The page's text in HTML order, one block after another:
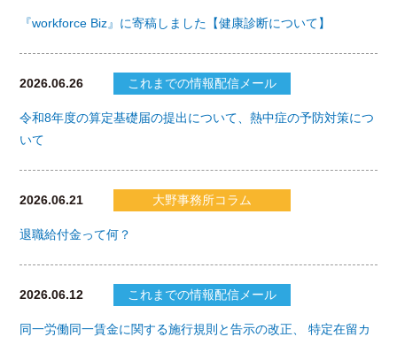
『workforce Biz』に寄稿しました【健康診断について】
2026.06.26 これまでの情報配信メール
令和8年度の算定基礎届の提出について、熱中症の予防対策につ
いて
2026.06.21 大野事務所コラム
退職給付金って何？
2026.06.12 これまでの情報配信メール
同一労働同一賃金に関する施行規則と告示の改正、 特定在留カ